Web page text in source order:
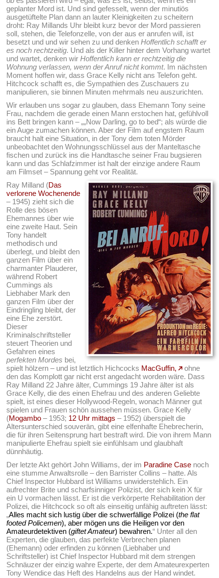
geplanter Mord ist. Und sind gefesselt, wenn der minutiös
ausgetüftelte Plan dann an lauter Kleinigkeiten zu scheitern
droht: Ray Millands Uhr bleibt kurz bevor der Mord passieren
soll, stehen, die Telefonzelle, von der aus er anrufen will, ist
besetzt und und wir sehen zu und denkenHoffentlich schafft er
es noch rechtzeitig. Und als der Killer hinter dem Vorhang wartet
und wartet, denken wirHoffentlich kann er rechtzeitig die
Wohnung verlassen, wenn der Anruf nicht kommt. Im nächsten
Moment hoffen wir, dass Grace Kelly nicht ans Telefon geht.
Hitchcock schafft es, die Sympathien des Zuschauers zu
manipulieren, sie binnen Minuten mehrmals neu auszurichten.
Wir erlauben uns sogar zu glauben, dass Ehemann Tony seine
Frau, nachdem die gerade einen Mann erstochen hat, gefühlvoll
ins Bett bringen kann – „„Now Darling, go to bed“; als würde die
ein Auge zumachen können. Aber der Film auf engstem Raum
braucht halt eine Situation, in der Tony dem toten Mörder
unbeobachtet den Wohnungsschlüssel aus der Manteltasche
fischen und zurück ins die Handtasche seiner Frau bugsieren
kann und das Schlafzimmer ist halt der einzige andere Raum
am Filmset – Spannung geht vor Realität.
Ray Milland (Das
verlorene Wochenende
– 1945) zieht sich die
Rolle des bösen
Ehemannes über wie
eine zweite Haut. Sein
Tony handelt
methodisch und
überlegt, und bleibt den
ganzen Film über ein
charmanter Plauderer,
während Robert
Cummings als
Liebhaber Mark den
ganzen Film über der
Eindringling bleibt, der
eine Ehe zerstört.
Dieser
Kriminalschriftsteller
steuert Theorien und
Gefahren eines
perfekten Mordes bei,
spielt hölzern – und ist letztlich Hichcocks MacGuffin,
ohne
den das Komplott gar nicht erst angedacht worden wäre. Dass
Ray Milland 22 Jahre älter, Cummings 19 Jahre älter ist als
Grace Kelly, die des einen Ehefrau und des anderen Geliebte
spielt, ist eines dieser Hollywood-Regeln, wonach Männer gut
spielen und Frauen schön aussehen müssen. Grace Kelly
(Mogambo – 1953; 12 Uhr mittags – 1952) überspielt die
Altersunterschied souverän, gibt eine elfenhafte Ehebrecherin,
die für ihren Seitensprung hart bestraft wird. Die von ihrem Mann
manipulierte Ehefrau spielt sie einfühlsam und glaubhaft
dünnhäutig.
Der letzte Akt gehört John Williams, der im Paradine Case noch
eine stumme Anwaltsrolle – den Barrister Collins – hatte. Als
Chief Inspector Hubbard ist Williams unwiderstehlich. Ein
aufrechter Brite und scharfsinniger Polizist, der sich kein X für
ein U vormachen lässt. Er ist die verkörperte Rehabilitation der
Polizei, die Hitchcock so oft als einseitig unfähig auftreten lässt:
„Alles macht sich lustig über die schwerfällige Polizei (the flat
footed Policemen), aber mögen uns die Heiligen vor den
Amateurdetektiven (giftet Amateur) bewahren.“ Unter all den
Experten, die glauben, das perfekte Verbrechen planen
(Ehemann) oder erfinden zu können (Liebhaber und
Schriftsteller) ist Chief Inspector Hubbard mit dem strengen
Schnäuzer der einzig wahre Experte, der dem Amateurexperten
Tony Wendice das Heft des Handelns aus der Hand windet.